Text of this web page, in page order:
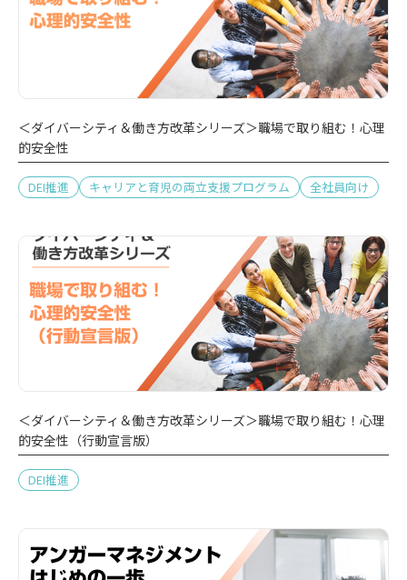
＜ダイバーシティ＆働き方改革シリーズ＞職場で取り組む！心理
的安全性
DEI推進 キャリアと育児の両立支援プログラム 全社員向け
＜ダイバーシティ＆働き方改革シリーズ＞職場で取り組む！心理
的安全性（行動宣言版）
DEI推進